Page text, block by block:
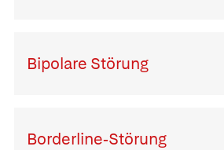
Bipolare Störung
Borderline-Störung